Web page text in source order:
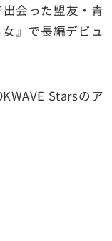
会った盟友・青
』で長編デビュ
Starsのア